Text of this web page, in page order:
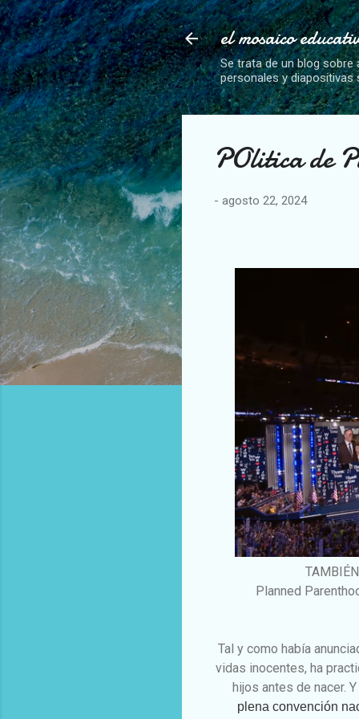
el mosaico
Se trata de un blog
personales y
POlitica de
- agosto 22, 2024
Planned
Tal y como había
vidas inocentes, ha
hijos antes de nacer.
plena convención